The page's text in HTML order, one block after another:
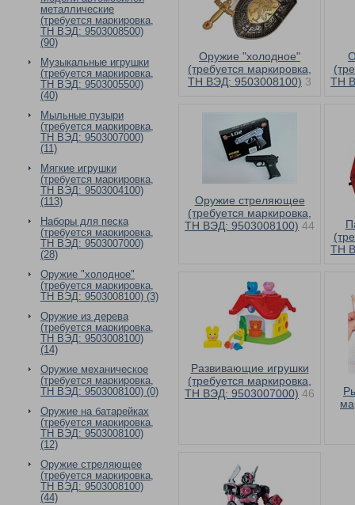
металлические
(требуется маркировка,
ТН ВЭД: 9503008500)
(90)
Музыкальные игрушки
(требуется маркировка,
ТН ВЭД: 9503005500)
(40)
Мыльные пузыри
(требуется маркировка,
ТН ВЭД: 9503007000)
(11)
Мягкие игрушки
(требуется маркировка,
ТН ВЭД: 9503004100)
(113)
Наборы для песка
(требуется маркировка,
ТН ВЭД: 9503007000)
(28)
Оружие "холодное"
(требуется маркировка,
ТН ВЭД: 9503008100) (3)
Оружие из дерева
(требуется маркировка,
ТН ВЭД: 9503008100)
(14)
Оружие механическое
(требуется маркировка,
ТН ВЭД: 9503008100) (0)
Оружие на батарейках
(требуется маркировка,
ТН ВЭД: 9503008100)
(12)
Оружие стреляющее
(требуется маркировка,
ТН ВЭД: 9503008100)
(44)
Оружие "холодное"
(требуется маркировка,
ТН ВЭД: 9503008100) 3
ТН
Оружие стреляющее
(требуется маркировка,
ТН ВЭД: 9503008100) 44
ТН
Развивающие игрушки
(требуется маркировка,
ТН ВЭД: 9503007000) 46